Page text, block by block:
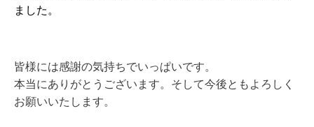
ました。
皆様には感謝の気持ちでいっぱいです。
本当にありがとうございます。そして今後ともよろしく
お願いいたします。